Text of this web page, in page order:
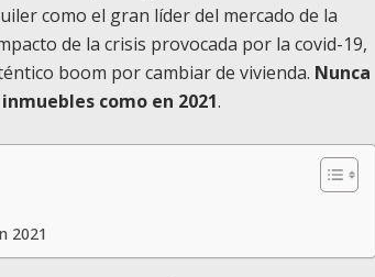
como el gran líder del mercado de la
de la crisis provocada por la covid-19,
boom por cambiar de vivienda. Nunca
como en 2021.
2021